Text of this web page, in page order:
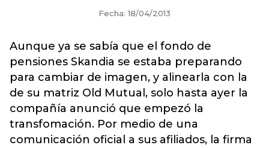
Fecha: 18/04/2013
Aunque ya se sabía que el fondo de
pensiones Skandia se estaba preparando
para cambiar de imagen, y alinearla con la
de su matriz Old Mutual, solo hasta ayer la
compañía anunció que empezó la
transfomación. Por medio de una
comunicación oficial a sus afiliados, la firma